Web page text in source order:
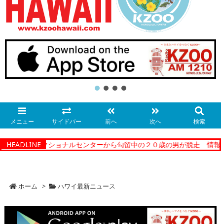
メニュー サイドバー 前へ 次へ 検索
HEADLINE
ィーコレクショナルセンターから勾留中の２０歳の男が脱走 情報提
ホーム > ハワイ最新ニュース